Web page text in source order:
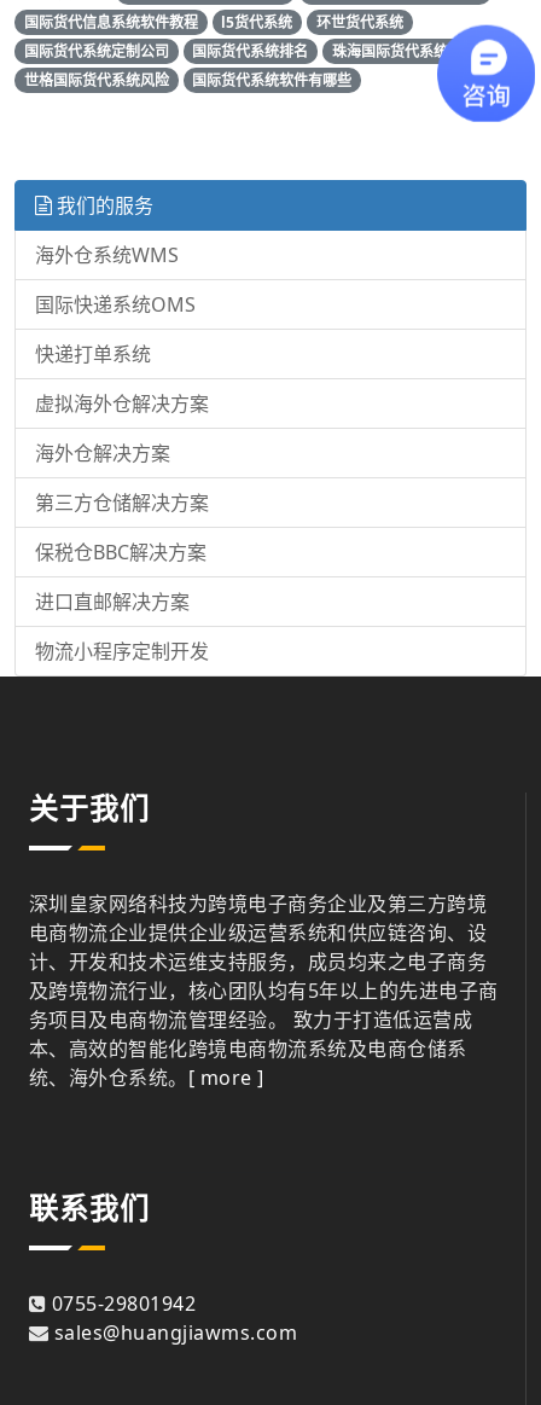
国际货代信息系统软件教程
l5货代系统
环世货代系统
国际货代系统定制公司
国际货代系统排名
珠海国际货代系统排行榜
世格国际货代系统风险
国际货代系统软件有哪些
我们的服务
海外仓系统WMS
国际快递系统OMS
快递打单系统
虚拟海外仓解决方案
海外仓解决方案
第三方仓储解决方案
保税仓BBC解决方案
进口直邮解决方案
物流小程序定制开发
关于我们
深圳皇家网络科技为跨境电子商务企业及第三方跨境
电商物流企业提供企业级运营系统和供应链咨询、设
计、开发和技术运维支持服务，成员均来之电子商务
及跨境物流行业，核心团队均有5年以上的先进电子商
务项目及电商物流管理经验。 致力于打造低运营成
本、高效的智能化跨境电商物流系统及电商仓储系
统、海外仓系统。 [ more ]
联系我们
0755-29801942
sales@huangjiawms.com